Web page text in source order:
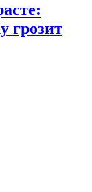
грозит